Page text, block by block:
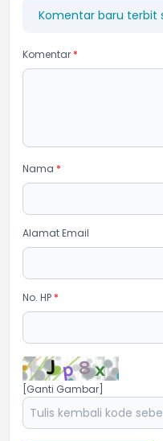
Komentar baru terbit
Komentar *
Nama *
Alamat Email
No. HP *
[Ganti Gambar]